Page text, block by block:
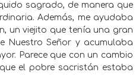
sagrado, de manera que
Además, me ayudaba
un viejito que tenía una gran
Nuestro Señor y acumulaba
Parece que con un cambio
el pobre sacristán estaba